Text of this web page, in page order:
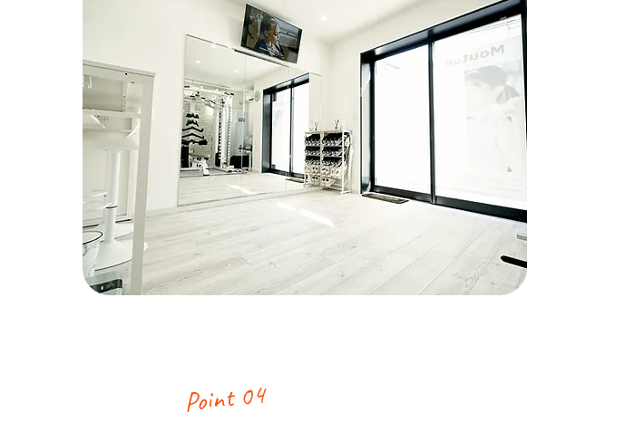
Point 04